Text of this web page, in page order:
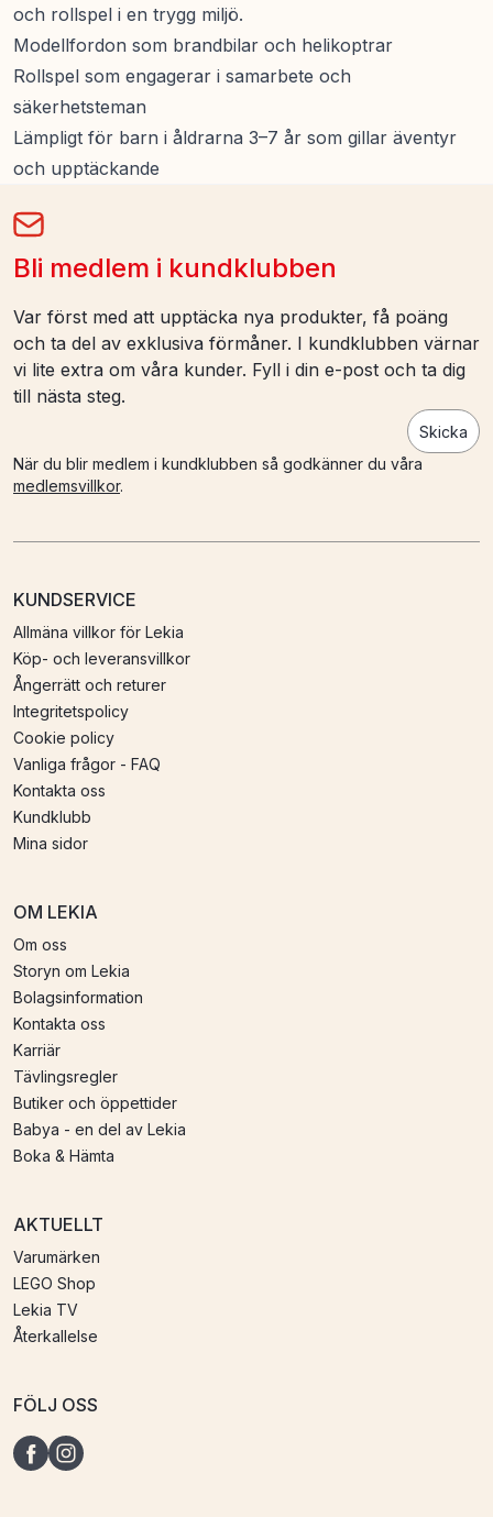
och rollspel i en trygg miljö.
Modellfordon som brandbilar och helikoptrar
Rollspel som engagerar i samarbete och
säkerhetsteman
Lämpligt för barn i åldrarna 3–7 år som gillar äventyr
och upptäckande
Bli medlem i kundklubben
Var först med att upptäcka nya produkter, få poäng
och ta del av exklusiva förmåner. I kundklubben värnar
vi lite extra om våra kunder. Fyll i din e-post och ta dig
till nästa steg.
Skicka
När du blir medlem i kundklubben så godkänner du våra
medlemsvillkor.
KUNDSERVICE
Allmäna villkor för Lekia
Köp- och leveransvillkor
Ångerrätt och returer
Integritetspolicy
Cookie policy
Vanliga frågor - FAQ
Kontakta oss
Kundklubb
Mina sidor
OM LEKIA
Om oss
Storyn om Lekia
Bolagsinformation
Kontakta oss
Karriär
Tävlingsregler
Butiker och öppettider
Babya - en del av Lekia
Boka & Hämta
AKTUELLT
Varumärken
LEGO Shop
Lekia TV
Återkallelse
FÖLJ OSS